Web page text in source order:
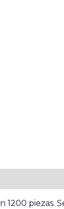
piezas.